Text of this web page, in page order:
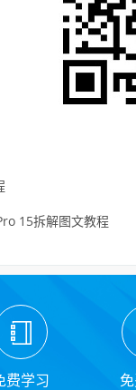
15拆解图文教程
费学习